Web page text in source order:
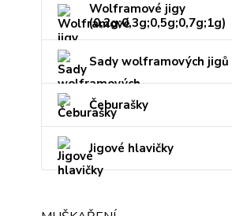
Wolframové jigy
(0,2g;0,3g;0,5g;0,7g;1g)
Sady wolframových jigů
Čeburašky
Jigové hlavičky